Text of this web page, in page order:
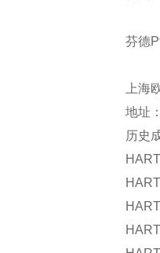
芬德
上海
地址
历史